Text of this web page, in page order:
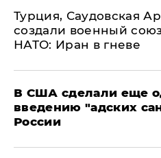
Турция, Саудовская
создали военный
НАТО: Иран в гневе
В США сделали еще
введению "адских
России